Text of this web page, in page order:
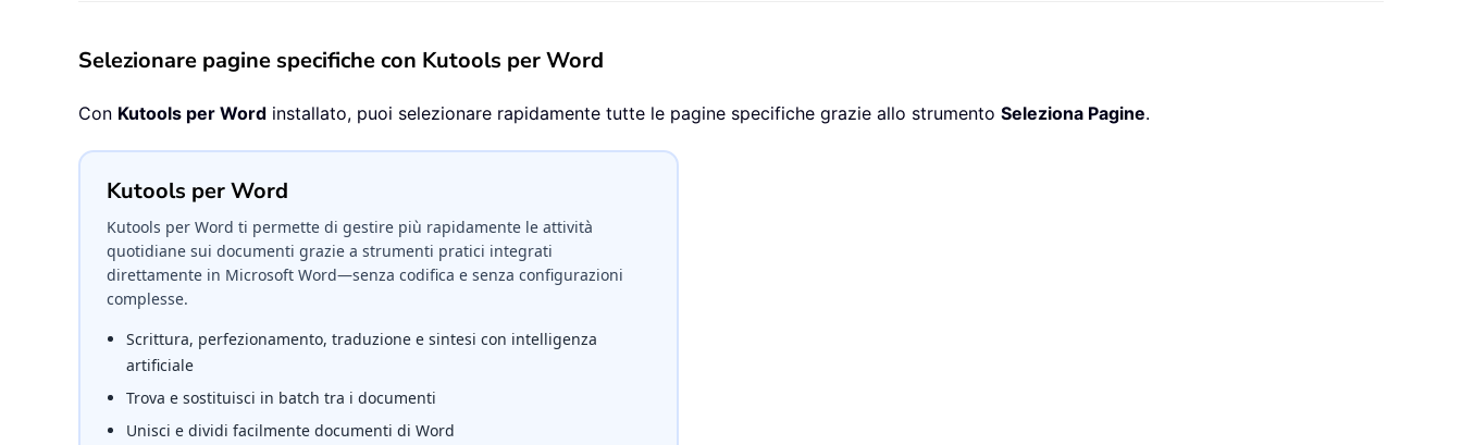
Selezionare pagine specifiche con Kutools per Word
Con Kutools per Word installato, puoi selezionare rapidamente tutte le pagine specifiche grazie allo strumento Seleziona Pagine.
Kutools per Word
Kutools per Word ti permette di gestire più rapidamente le attività
quotidiane sui documenti grazie a strumenti pratici integrati
direttamente in Microsoft Word—senza codifica e senza configurazioni
complesse.
Scrittura, perfezionamento, traduzione e sintesi con intelligenza
artificiale
Trova e sostituisci in batch tra i documenti
Unisci e dividi facilmente documenti di Word